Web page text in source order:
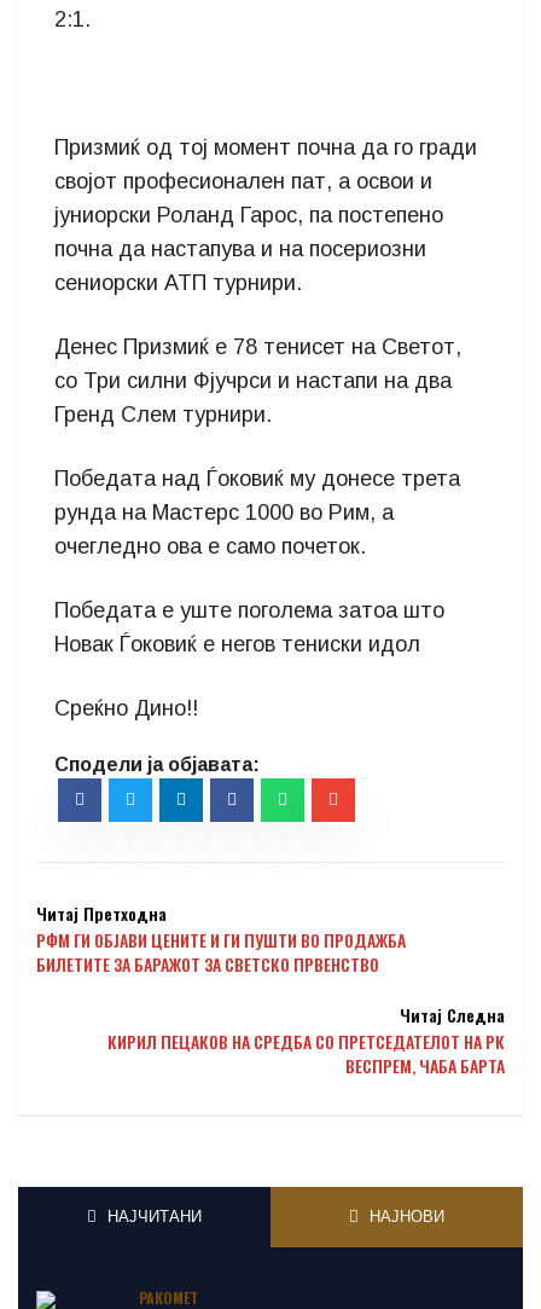
2:1.
Призмиќ од тој момент почна да го гради
својот професионален пат, а освои и
јуниорски Роланд Гарос, па постепено
почна да настапува и на посериозни
сениорски АТП турнири.
Денес Призмиќ е 78 тенисет на Светот,
со Три силни Фјучрси и настапи на два
Гренд Слем турнири.
Победата над Ѓоковиќ му донесе трета
рунда на Мастерс 1000 во Рим, а
очегледно ова е само почеток.
Победата е уште поголема затоа што
Новак Ѓоковиќ е негов тениски идол
Среќно Дино!!
Читај Претходна
РФМ ГИ ОБЈАВИ ЦЕНИТЕ И ГИ ПУШТИ ВО ПРОДАЖБА
БИЛЕТИТЕ ЗА БАРАЖОТ ЗА СВЕТСКО ПРВЕНСТВО
Читај Следна
КИРИЛ ПЕЦАКОВ НА СРЕДБА СО ПРЕТСЕДАТЕЛОТ НА РК
ВЕСПРЕМ, ЧАБА БАРТА
НАЈЧИТАНИ НАЈНОВИ
РАКОМЕТ